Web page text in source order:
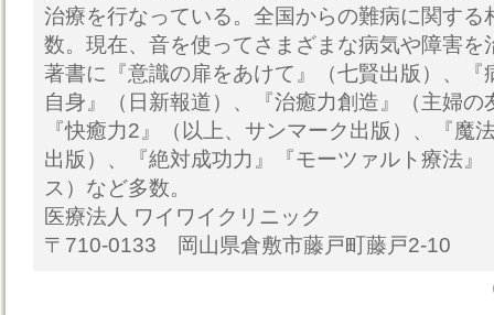
治療を行なっている。全国からの難病に関する
数。現在、音を使ってさまざまな病気や障害を
著書に『意識の扉をあけて』（七賢出版）、『
自身』（日新報道）、『治癒力創造』（主婦の
『快癒力2』（以上、サンマーク出版）、『魔
出版）、『絶対成功力』『モーツァルト療法』
ス）など多数。
医療法人 ワイワイクリニック
〒710-0133 岡山県倉敷市藤戸町藤戸2-10